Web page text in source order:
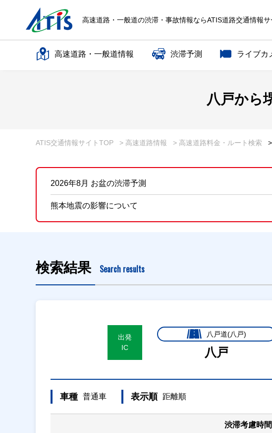
高速道路・一般道の渋滞・事故情報ならATIS道路交通情報サ
高速道路・一般道情報 渋滞予測 ライブカ
八戸から
ATIS交通情報サイトTOP > 高速道路情報 > 高速道路料金・ルート検索
2026年8月 お盆の渋滞予測
熊本地震の影響について
検索結果 Search results
出発
IC
八戸道(八戸)
八戸
車種 普通車 表示順 距離順
渋滞考慮時間